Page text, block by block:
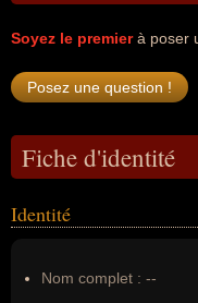
Soyez le premierà poser
Fiche d'identité
Identité
Nom complet : --